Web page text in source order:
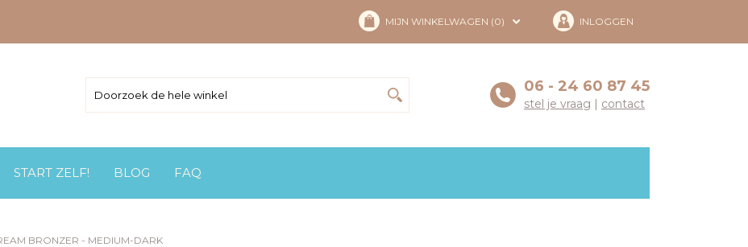
MIJN WINKELWAGEN (0) INLOGGEN
06 - 24 60 87 45
stel je vraag | contact
START ZELF! BLOG FAQ
BRONZER - MEDIUM-DARK